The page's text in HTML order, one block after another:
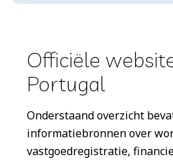
Officiële
Portugal
Onderstaand overzicht
informatiebronnen over
vastgoedregistratie,